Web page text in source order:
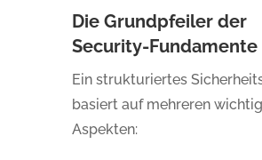
Die Grundpfeiler der
Security-Fundamente
Ein strukturiertes
basiert auf mehreren
Aspekten: